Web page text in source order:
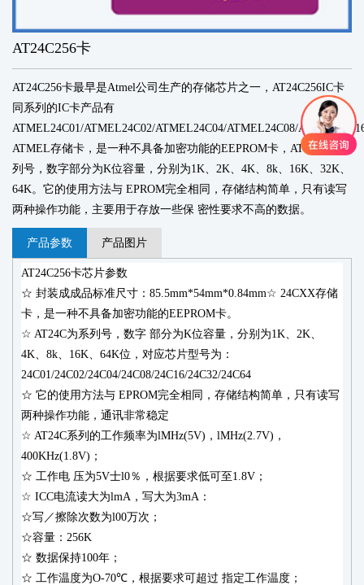
AT24C256卡
AT24C256卡最早是Atmel公司生产的存储芯片之一，AT24C256IC卡
同系列的IC卡产品有
ATMEL24C01/ATMEL24C02/ATMEL24C04/ATMEL24C08/
ATMEL存储卡，是一种不具备加密功能的EEPROM卡，AT24C为系
列号，数字部分为K位容量，分别为1K、2K、4K、8k、16K、32K、
64K。它的使用方法与 EPROM完全相同，存储结构简单，只有读写
两种操作功能，主要用于存放一些保 密性要求不高的数据。
产品参数 产品图片
AT24C256卡芯片参数
☆ 封装成成品标准尺寸：85.5mm*54mm*0.84mm☆ 24CXX存储
卡，是一种不具备加密功能的EEPROM卡。
☆ AT24C为系列号，数字 部分为K位容量，分别为1K、2K、
4K、8k、16K、64K位，对应芯片型号为：
24C01/24C02/24C04/24C08/24C16/24C32/24C64
☆ 它的使用方法与 EPROM完全相同，存储结构简单，只有读写
两种操作功能，通讯非常稳定
☆ AT24C系列的工作频率为lMHz(5V)，lMHz(2.7V)，
400KHz(1.8V)；
☆ 工作电 压为5V士l0％，根据要求低可至1.8V；
☆ ICC电流读大为lmA，写大为3mA：
☆写／擦除次数为l00万次；
☆容量： 256K
☆ 数据保持100年；
☆ 工作温度为O-70℃，根据要求可超过 指定工作温度；